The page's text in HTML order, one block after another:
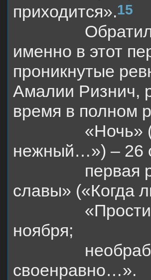
приходится».15
именно в этот
проникнутые
Амалии Ризнич,
время в полном
«Ночь»
нежный…») – 26
первая
славы» («Когда
ноября;
своенравно…».